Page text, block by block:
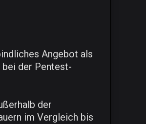
Angebot als
bei der Pentest-
der
im Vergleich bis